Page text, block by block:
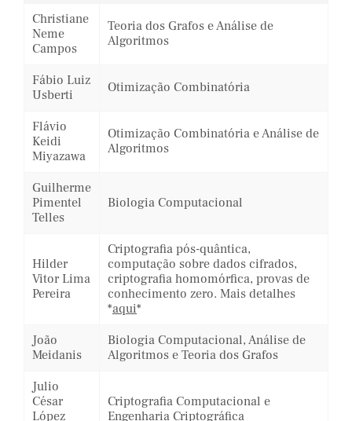
Christiane
Neme
Campos
Teoria dos Grafos e Análise de
Algoritmos
Fábio Luiz
Usberti
Otimização Combinatória
Flávio
Keidi
Miyazawa
Otimização Combinatória e Análise de
Algoritmos
Guilherme
Pimentel
Telles
Biologia Computacional
Hilder
Vitor Lima
Pereira
Criptografia pós-quântica,
computação sobre dados cifrados,
criptografia homomórfica, provas de
conhecimento zero. Mais detalhes
*aqui*
João
Meidanis
Biologia Computacional, Análise de
Algoritmos e Teoria dos Grafos
Julio
César
López
Criptografia Computacional e
Engenharia Criptográfica